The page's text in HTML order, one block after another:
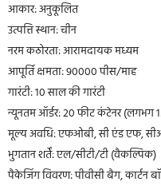
आकार: अनुकूलित
उत्पत्ति स्थान: चीन
नरम कठोरता: आरामदायक मध्यम
आपूर्ति क्षमता: 90000 पीस/माह
गारंटी: 10 साल की गारंटी
न्यूनतम ऑर्डर: 20 फीट कंटेनर (लगभग
मूल्य अवधि: एफओबी, सी एंड एफ,
भुगतान शर्तें: एल/सीटी/टी (वैकल्पिक)
पैकेजिंग विवरण: पीवीसी बैग,